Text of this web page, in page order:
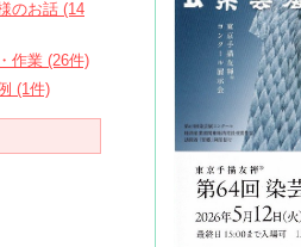
のお話 (14
作業 (26件)
(1件)